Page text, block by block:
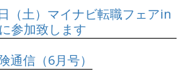
（土）マイナビ転職フェアin
参加致します
通信（6月号）